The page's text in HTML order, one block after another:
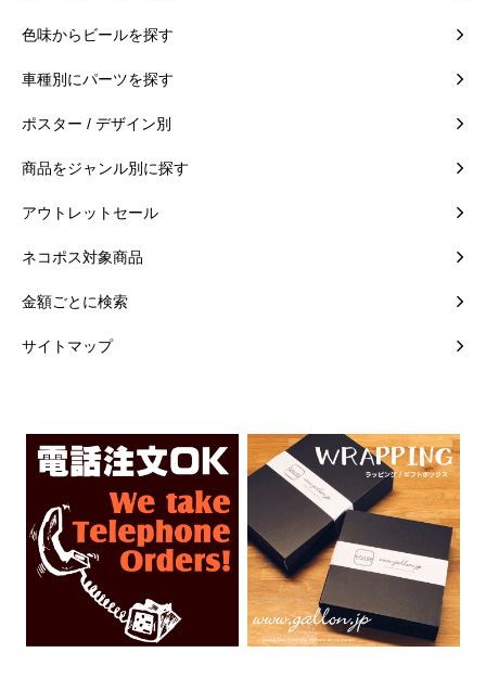
色味からビールを探す
車種別にパーツを探す
ポスター / デザイン別
商品をジャンル別に探す
アウトレットセール
ネコポス対象商品
金額ごとに検索
サイトマップ